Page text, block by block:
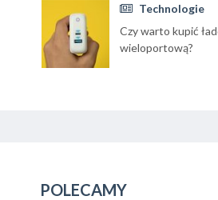
Technologie
Czy warto kupić
wieloportową?
POLECAMY